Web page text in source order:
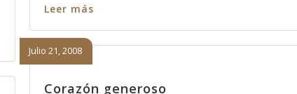
Leer más
Corazón generoso
Julio 21, 2008